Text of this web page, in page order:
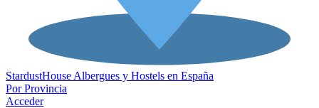
StardustHouse Albergues y Hostels en España
Por Provincia
Acceder